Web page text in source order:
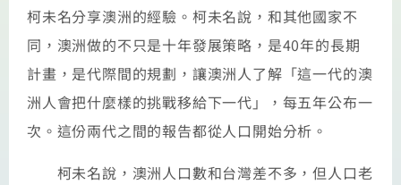
柯未名分享澳洲的經驗。柯未名說，和其他國家不
同，澳洲做的不只是十年發展策略，是40年的長期
計畫，是代際間的規劃，讓澳洲人了解「這一代的澳
洲人會把什麼樣的挑戰移給下一代」，每五年公布一
次。這份兩代之間的報告都從人口開始分析。
柯未名說，澳洲人口數和台灣差不多，但人口老